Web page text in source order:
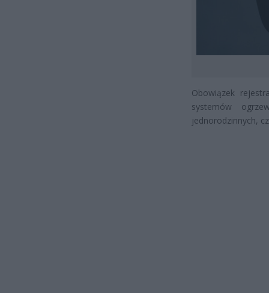
Obowiązek
systemów
jednorodzinnych,